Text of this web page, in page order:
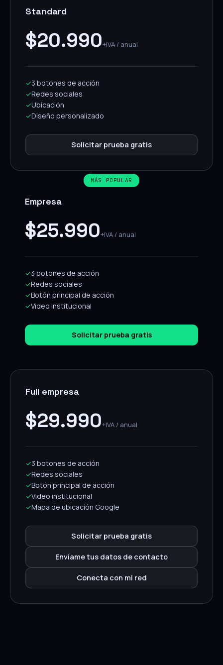
Standard
$20.990+IVA / anual
✓3 botones de acción
✓Redes sociales
✓Ubicación
✓Diseño personalizado
Solicitar prueba gratis
MÁS POPULAR
Empresa
$25.990+IVA / anual
✓3 botones de acción
✓Redes sociales
✓Botón principal de acción
✓Video institucional
Solicitar prueba gratis
Full empresa
$29.990+IVA / anual
✓3 botones de acción
✓Redes sociales
✓Botón principal de acción
✓Video institucional
✓Mapa de ubicación Google
Solicitar prueba gratis
Envíame tus datos de contacto
Conecta con mi red